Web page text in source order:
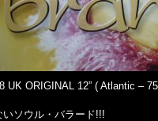
UK ORIGINAL 12” ( Atlantic –
いソウル・バラード!!!